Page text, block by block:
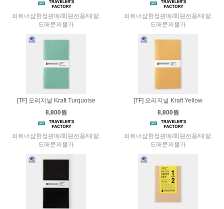
파트너샵한정판매/회원전용/대량,
도매문의불가
파트너샵한정판매/회원전용/대량,
도매문의불가
[TF] 오리지널 Kraft Turquoise
8,800원
파트너샵한정판매/회원전용/대량,
도매문의불가
[TF] 오리지널 Kraft Yellow
8,800원
파트너샵한정판매/회원전용/대량,
도매문의불가